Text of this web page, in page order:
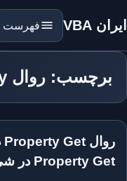
ایران VBA فهرست
برچسب: روال Property
Property Get در شیءگرایی